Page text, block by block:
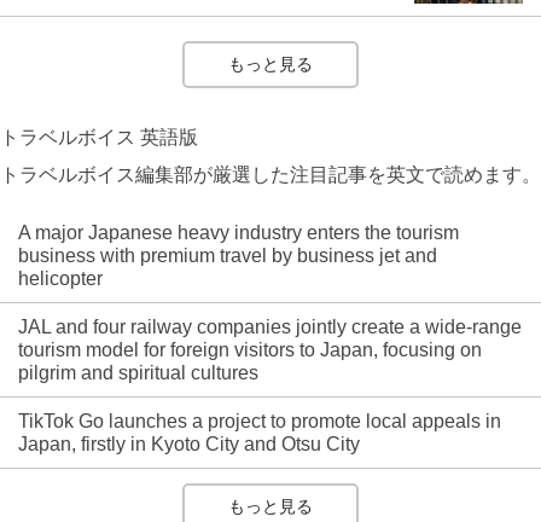
もっと見る
トラベルボイス 英語版
トラベルボイス編集部が厳選した注目記事を英文で読めます。
A major Japanese heavy industry enters the tourism
business with premium travel by business jet and
helicopter
JAL and four railway companies jointly create a wide-range
tourism model for foreign visitors to Japan, focusing on
pilgrim and spiritual cultures
TikTok Go launches a project to promote local appeals in
Japan, firstly in Kyoto City and Otsu City
もっと見る